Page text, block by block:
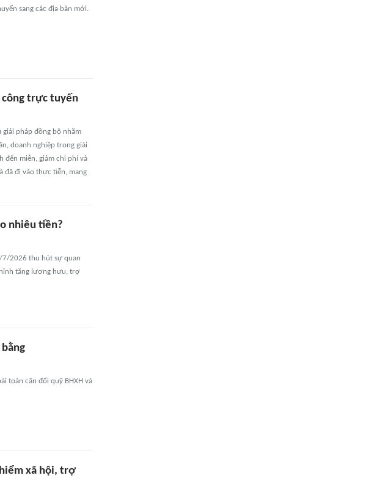
sang các địa bàn mới.
công trực tuyến
giải pháp đồng bộ nhằm
doanh nghiệp trong giải
đến miễn, giảm chi phí và
đã đi vào thực tiễn, mang
nhiêu tiền?
7/2026 thu hút sự quan
tăng lương hưu, trợ
toán cân đối quỹ BHXH và
xã hội, trợ